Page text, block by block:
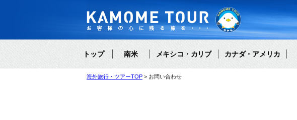
トップ 南米 メキシコ・カリブ カナダ・アメリカ
海外旅行・ツアーTOP お問い合わせ